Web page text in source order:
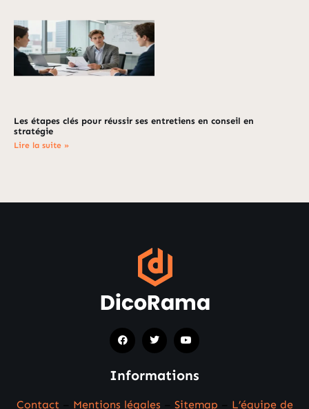
Les étapes clés pour réussir ses entretiens en conseil en
stratégie
Lire la suite »
Informations
Contact Mentions légales Sitemap L’équipe de